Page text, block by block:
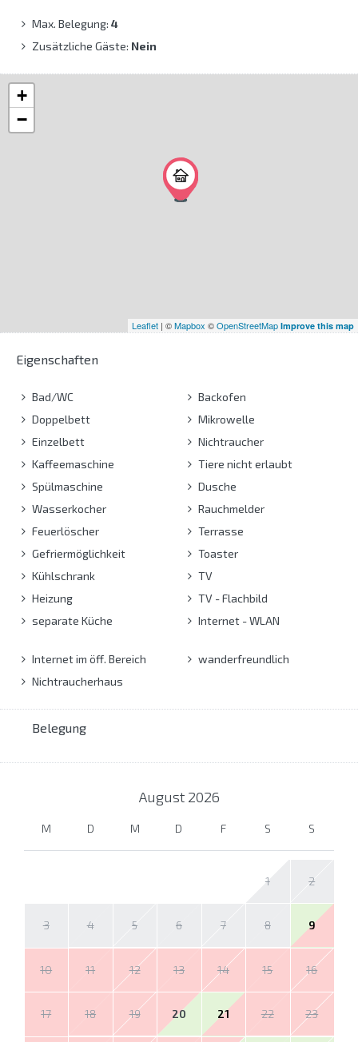
Max. Belegung: 4
Zusätzliche Gäste: Nein
+
−
Leaflet | ©Mapbox ©OpenStreetMap Improve this map
Eigenschaften
Bad/WC
Doppelbett
Einzelbett
Kaffeemaschine
Spülmaschine
Wasserkocher
Feuerlöscher
Gefriermöglichkeit
Kühlschrank
Heizung
separate Küche
Backofen
Mikrowelle
Nichtraucher
Tiere nicht erlaubt
Dusche
Rauchmelder
Terrasse
Toaster
TV
TV - Flachbild
Internet - WLAN
Internet im öff. Bereich
Nichtraucherhaus
wanderfreundlich
Belegung
August 2026
M D M D F S S
1 2
3 4 5 6 7 8 9
10 11 12 13 14 15 16
17 18 19 20 21 22 23